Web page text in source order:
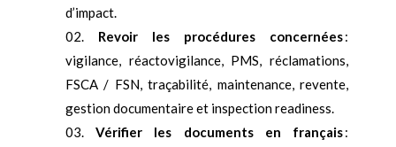
d’impact.
Revoir les procédures concernées:
vigilance, réactovigilance, PMS, réclamations,
FSCA / FSN, traçabilité, maintenance, revente,
gestion documentaire et inspection readiness.
Vérifier les documents en français: